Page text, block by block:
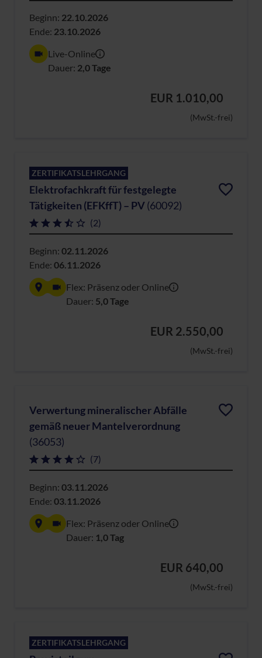
Beginn: 22.10.2026
Ende: 23.10.2026
Live-Online
Dauer: 2,0 Tage
EUR 1.010,00
(MwSt.-frei)
ZERTIFIKATSLEHRGANG
Elektrofachkraft für festgelegte
Tätigkeiten (EFKffT) – PV(60092)
(2)
Beginn: 02.11.2026
Ende: 06.11.2026
Flex: Präsenz oder Online
Dauer: 5,0 Tage
EUR 2.550,00
(MwSt.-frei)
Verwertung mineralischer Abfälle
gemäß neuer Mantelverordnung
(36053)
(7)
Beginn: 03.11.2026
Ende: 03.11.2026
Flex: Präsenz oder Online
Dauer: 1,0 Tag
EUR 640,00
(MwSt.-frei)
ZERTIFIKATSLEHRGANG